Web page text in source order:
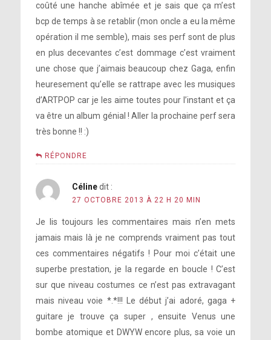
coûté une hanche abîmée et je sais que ça m’est
bcp de temps à se retablir (mon oncle a eu la même
opération il me semble), mais ses perf sont de plus
en plus decevantes c’est dommage c’est vraiment
une chose que j’aimais beaucoup chez Gaga, enfin
heuresement qu’elle se rattrape avec les musiques
d’ARTPOP car je les aime toutes pour l’instant et ça
va être un album génial ! Aller la prochaine perf sera
très bonne !! :)
RÉPONDRE
Céline dit :
27 OCTOBRE 2013 À 22 H 20 MIN
Je lis toujours les commentaires mais n’en mets
jamais mais là je ne comprends vraiment pas tout
ces commentaires négatifs ! Pour moi c’était une
superbe prestation, je la regarde en boucle ! C’est
sur que niveau costumes ce n’est pas extravagant
mais niveau voie *.*!!! Le début j’ai adoré, gaga +
guitare je trouve ça super , ensuite Venus une
bombe atomique et DWYW encore plus, sa voie un